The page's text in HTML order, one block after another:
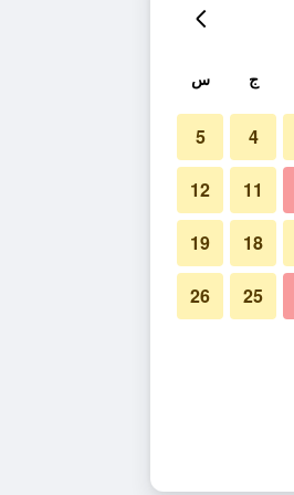
ج س
4
5
11
12
18
19
25
26